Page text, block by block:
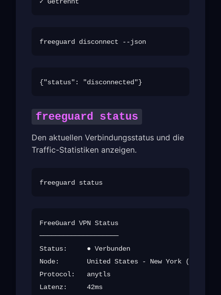
freeguard status
Den aktuellen Verbindungsstatus und die
Traffic-Statistiken anzeigen.
FreeGuard VPN Status
────────────────────
Status:     ● Verbunden
Node:       United States - New York (us-new-
Protocol:   anytls
Latenz:     42ms